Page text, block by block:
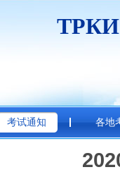
考试通知 各地